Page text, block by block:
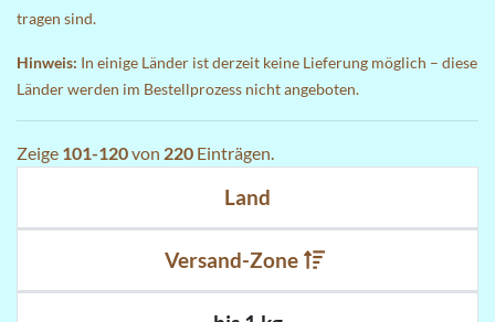
tragen sind.
Hinweis: In einige Länder ist derzeit keine Lieferung möglich – diese
Länder werden im Bestellprozess nicht angeboten.
Zeige 101-120von 220 Einträgen.
Land
Versand-Zone